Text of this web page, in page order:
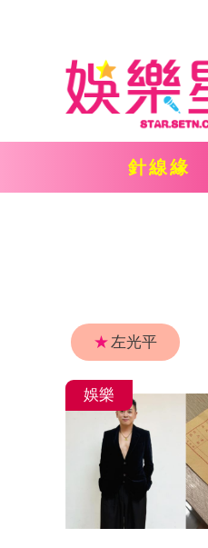
針線緣
★左光平
娛樂